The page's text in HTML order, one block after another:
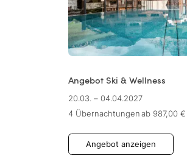
Angebot Ski & Wellness
20.03. – 04.04.2027
4 Übernachtungen ab 987,00 €
Angebot anzeigen